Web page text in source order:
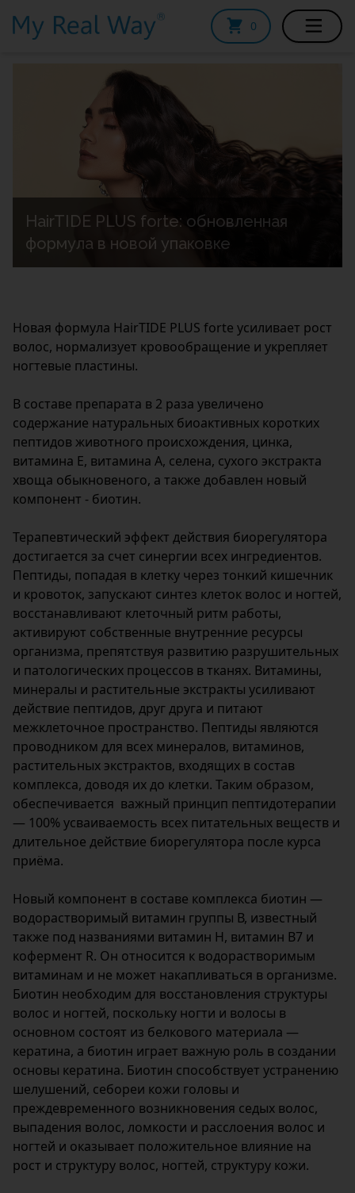
0
ПРОДУКЦИЯ
ИССЛЕДОВАНИЯ
ВИДЕО
МАГАЗИН
HairTIDE PLUS forte: обновленная
формула в новой упаковке
Новая формула HairTIDE PLUS forte усиливает рост
волос, нормализует кровообращение и укрепляет
ногтевые пластины.
В составе препарата в 2 раза увеличено
содержание натуральных биоактивных коротких
пептидов животного происхождения, цинка,
витамина Е, витамина А, селена, сухого экстракта
хвоща обыкновеного, а также добавлен новый
компонент - биотин.
Терапевтический эффект действия биорегулятора
достигается за счет синергии всех ингредиентов.
Пептиды, попадая в клетку через тонкий кишечник
и кровоток, запускают синтез клеток волос и ногтей,
восстанавливают клеточный ритм работы,
активируют собственные внутренние ресурсы
организма, препятствуя развитию разрушительных
и патологических процессов в тканях. Витамины,
минералы и растительные экстракты усиливают
действие пептидов, друг друга и питают
межклеточное пространство. Пептиды являются
проводником для всех минералов, витаминов,
растительных экстрактов, входящих в состав
комплекса, доводя их до клетки. Таким образом,
обеспечивается важный принцип пептидотерапии
— 100% усваиваемость всех питательных веществ и
длительное действие биорегулятора после курса
приёма.
Новый компонент в составе комплекса биотин —
водорастворимый витамин группы В, известный
также под названиями витамин Н, витамин В7 и
кофермент R. Он относится к водорастворимым
витаминам и не может накапливаться в организме.
Биотин необходим для восстановления структуры
волос и ногтей, поскольку ногти и волосы в
основном состоят из белкового материала —
кератина, а биотин играет важную роль в создании
основы кератина. Биотин способствует устранению
шелушений, себореи кожи головы и
преждевременного возникновения седых волос,
выпадения волос, ломкости и расслоения волос и
ногтей и оказывает положительное влияние на
рост и структуру волос, ногтей, структуру кожи.